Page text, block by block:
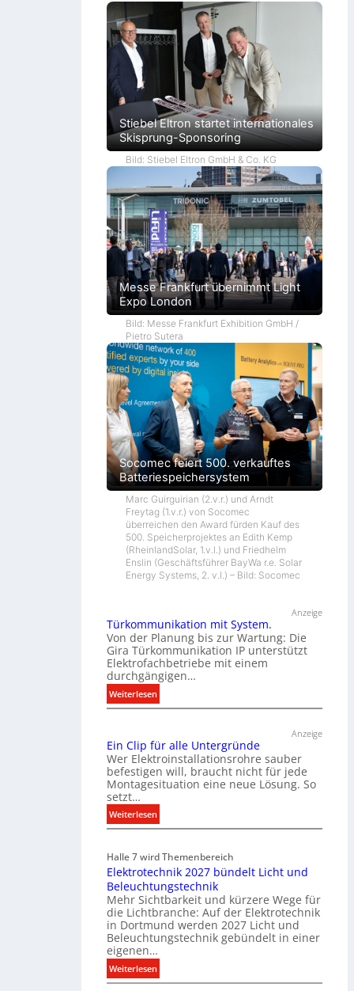
Stiebel Eltron startet internationales
Skisprung-Sponsoring
Bild: Stiebel Eltron GmbH & Co. KG
Messe Frankfurt übernimmt Light
Expo London
Bild: Messe Frankfurt Exhibition GmbH /
Pietro Sutera
Socomec feiert 500. verkauftes
Batteriespeichersystem
Marc Guirguirian (2.v.r.) und Arndt
Freytag (1.v.r.) von Socomec
überreichen den Award fürden Kauf des
500. Speicherprojektes an Edith Kemp
(RheinlandSolar, 1.v.l.) und Friedhelm
Enslin (Geschäftsführer BayWa r.e. Solar
Energy Systems, 2. v.l.) – Bild: Socomec
Anzeige
Türkommunikation mit System.
Von der Planung bis zur Wartung: Die
Gira Türkommunikation IP unterstützt
Elektrofachbetriebe mit einem
durchgängigen…
Weiterlesen:
T
r
k
o
m
u
n
k
a
t
i
o
n
t
Anzeige
Ein Clip für alle Untergründe
Wer Elektroinstallationsrohre sauber
befestigen will, braucht nicht für jede
Montagesituation eine neue Lösung. So
setzt…
Weiterlesen:
E
n
C
l
i
p
f
a
Halle 7 wird Themenbereich
Elektrotechnik 2027 bündelt Licht und
Beleuchtungstechnik
Mehr Sichtbarkeit und kürzere Wege für
die Lichtbranche: Auf der Elektrotechnik
in Dortmund werden 2027 Licht und
Beleuchtungstechnik gebündelt in einer
eigenen…
Weiterlesen:
E